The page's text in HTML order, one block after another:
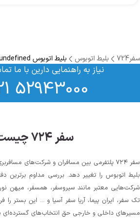
سفر724 بلیط اتوبوس بلیط اتوبوس undefined به undefined
نیاز به راهنمایی دارین با ما
52943000
سفر ۷۲۴ چیست؟
سفر ۷۲۴ پلتفرمی بین مسافران و شرکت‌های
بلیط اتوبوس را تغییر دهد. بررسی مداوم برترین
شرکت‌هایی معتبر مانند سیروسفر، همسفر، میهن‌ نور،
تک سفر، ایران پیما، آریا سفر آسیا و ... این بستر را
مسیرهای داخلی و خارجی حق انتخاب‌های گسترده‌ای